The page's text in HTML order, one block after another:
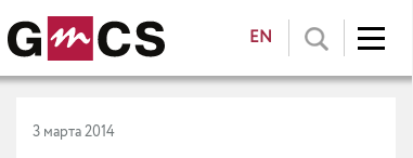
EN
3 марта 2014